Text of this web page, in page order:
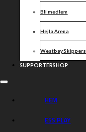
Bli medlem
Hejla Arena
Westbay
SUPPORTERSHOP
HEM
ESS PLAY